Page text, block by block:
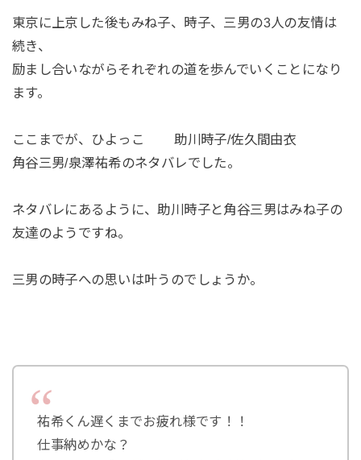
東京に上京した後もみね子、時子、三男の3人の友情は
続き、
励まし合いながらそれぞれの道を歩んでいくことになり
ます。
ここまでが、ひよっこ 助川時子/佐久間由衣
角谷三男/泉澤祐希のネタバレでした。
ネタバレにあるように、助川時子と角谷三男はみね子の
友達のようですね。
三男の時子への思いは叶うのでしょうか。
祐希くん遅くまでお疲れ様です！！
仕事納めかな？